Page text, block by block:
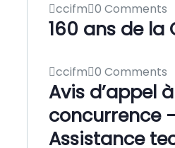
ccifm 0 Comments
160 ans de la
ccifm 0 Comments
Avis d’appel
concurrence
Assistance